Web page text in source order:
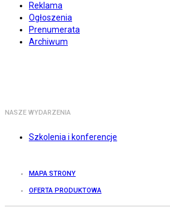
Reklama
Ogłoszenia
Prenumerata
Archiwum
NASZE WYDARZENIA
Szkolenia i konferencje
MAPA STRONY
OFERTA PRODUKTOWA